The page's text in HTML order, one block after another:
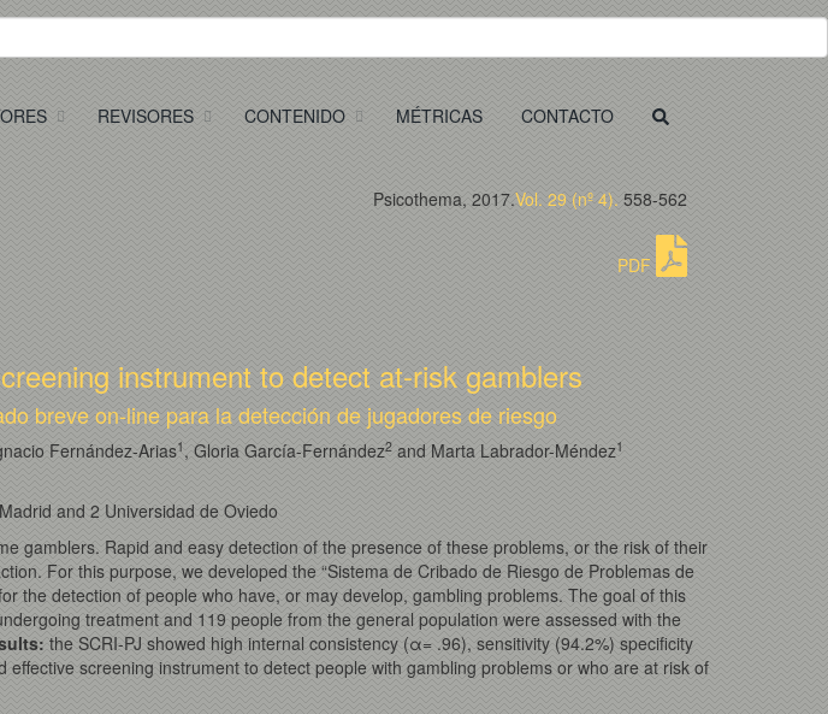
REVISORES CONTENIDO MÉTRICAS CONTACTO
Psicothema, 2017.Vol. 29 (nº 4). 558-562
PDF
instrument to detect at-risk gamblers
breve on-line para la detección de jugadores de riesgo
Fernández-Arias1 , Gloria García-Fernández2 and Marta Labrador-Méndez1
and 2 Universidad de Oviedo
gamblers. Rapid and easy detection of the presence of these problems, or the risk of their
For this purpose, we developed the “Sistema de Cribado de Riesgo de Problemas de
the detection of people who have, or may develop, gambling problems. The goal of this
treatment and 119 people from the general population were assessed with the
: the SCRI-PJ showed high internal consistency (α= .96), sensitivity (94.2%) specificity
effective screening instrument to detect people with gambling problems or who are at risk of